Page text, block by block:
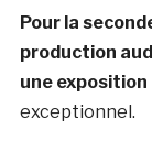
Pour la
production
une
exceptionnel.